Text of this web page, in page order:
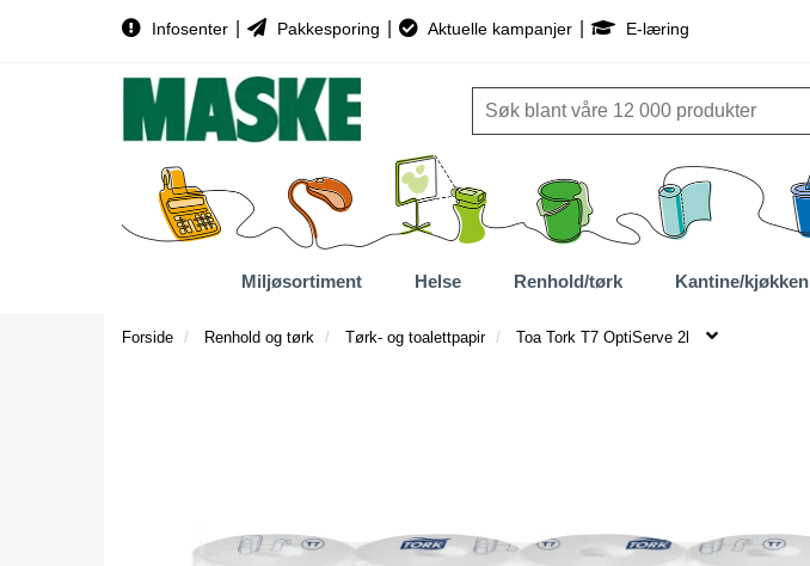
Infosenter Pakkesporing Aktuelle kampanjer E-læring
Miljøsortiment Helse Renhold/tørk Kantine/kjøkken
Forside Renhold og tørk Tørk- og toalettpapir Toa Tork T7 OptiServe 2l